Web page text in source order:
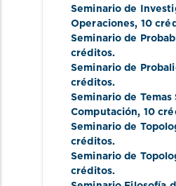
Seminario de
Operaciones, 10
Seminario de
créditos.
Seminario de
créditos.
Seminario de Temas
Computación, 10
Seminario de
créditos.
Seminario de
créditos.